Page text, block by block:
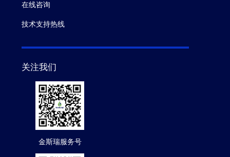
在线咨询
技术支持热线
关注我们
金斯瑞服务号